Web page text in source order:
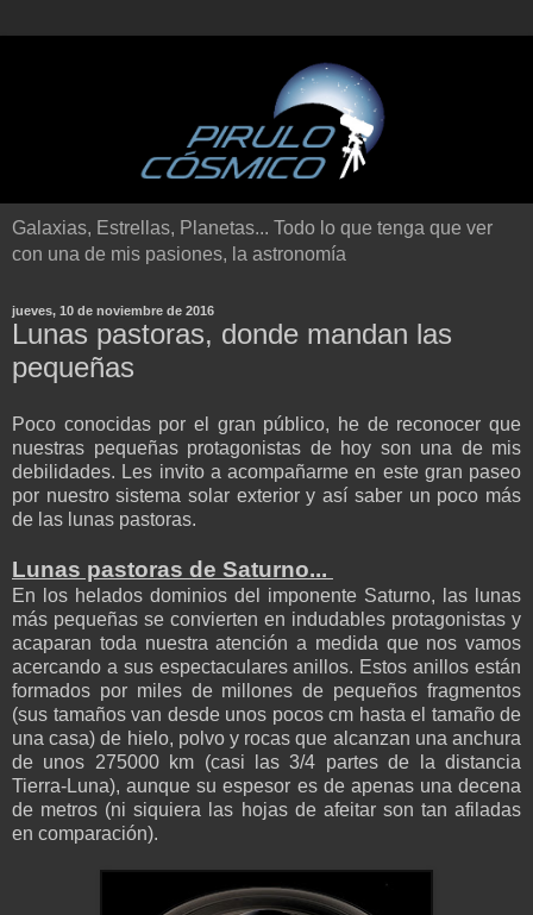
Galaxias, Estrellas, Planetas... Todo lo que tenga que ver
con una de mis pasiones, la astronomía
jueves, 10 de noviembre de 2016
Lunas pastoras, donde mandan las
pequeñas
Poco conocidas por el gran público, he de reconocer que
nuestras pequeñas protagonistas de hoy son una de mis
debilidades. Les invito a acompañarme en este gran paseo
por nuestro sistema solar exterior y así saber un poco más
de las lunas pastoras.
Lunas pastoras de Saturno...
En los helados dominios del imponente Saturno, las lunas
más pequeñas se convierten en indudables protagonistas y
acaparan toda nuestra atención a medida que nos vamos
acercando a sus espectaculares anillos. Estos anillos están
formados por miles de millones de pequeños fragmentos
(sus tamaños van desde unos pocos cm hasta el tamaño de
una casa) de hielo, polvo y rocas que alcanzan una anchura
de unos 275000 km (casi las 3/4 partes de la distancia
Tierra-Luna), aunque su espesor es de apenas una decena
de metros (ni siquiera las hojas de afeitar son tan afiladas
en comparación).